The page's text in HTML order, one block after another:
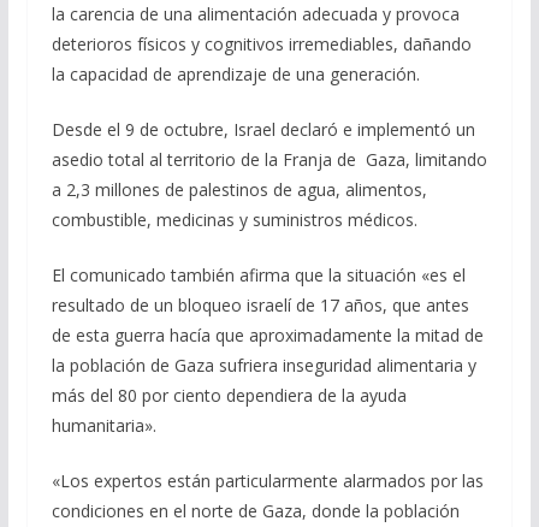
la carencia de una alimentación adecuada y provoca
deterioros físicos y cognitivos irremediables, dañando
la capacidad de aprendizaje de una generación.
Desde el 9 de octubre, Israel declaró e implementó un
asedio total al territorio de la Franja de Gaza, limitando
a 2,3 millones de palestinos de agua, alimentos,
combustible, medicinas y suministros médicos.
El comunicado también afirma que la situación «es el
resultado de un bloqueo israelí de 17 años, que antes
de esta guerra hacía que aproximadamente la mitad de
la población de Gaza sufriera inseguridad alimentaria y
más del 80 por ciento dependiera de la ayuda
humanitaria».
«Los expertos están particularmente alarmados por las
condiciones en el norte de Gaza, donde la población